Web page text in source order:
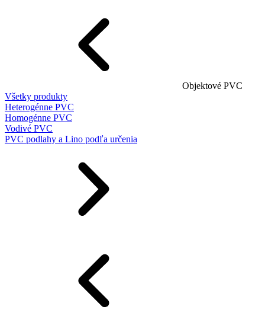
Objektové PVC
Všetky produkty
Heterogénne PVC
Homogénne PVC
Vodivé PVC
PVC podlahy a Lino podľa určenia